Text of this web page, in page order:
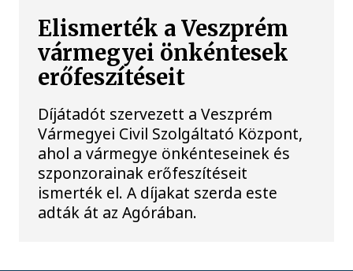
Elismerték a Veszprém
vármegyei önkéntesek
erőfeszítéseit
Díjátadót szervezett a Veszprém
Vármegyei Civil Szolgáltató Központ,
ahol a vármegye önkénteseinek és
szponzorainak erőfeszítéseit
ismerték el. A díjakat szerda este
adták át az Agórában.